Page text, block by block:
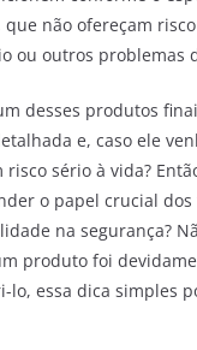
não ofereçam
ou outros problemas
desses produtos
e, caso ele
sério à vida?
o papel crucial dos
na segurança?
produto foi
lo, essa dica simples